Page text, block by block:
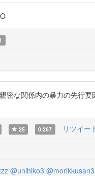
密な関係内の暴力の先
25 0.267 リツイー
@unihiko3 @morikkusan3